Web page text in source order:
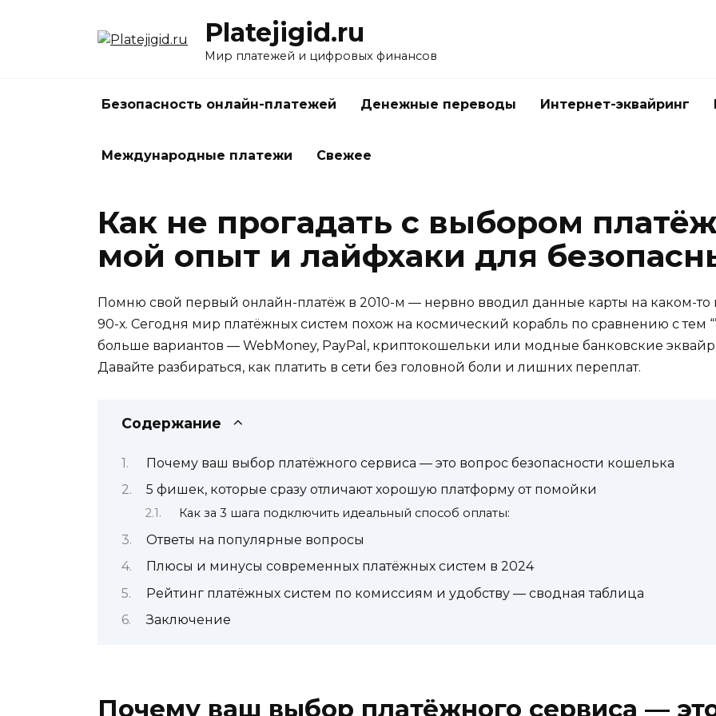
Platejigid.ru
Мир платежей и цифровых финансов
Безопасность онлайн-платежей Денежные переводы Интернет-эквайринг
Международные платежи Свежее
Как не прогадать с выбором
мой опыт и лайфхаки для
Помню свой первый онлайн-платёж в 2010-м — нервно вводил данные карты на каком-то
90-х. Сегодня мир платёжных систем похож на космический корабль по сравнению с тем
больше вариантов — WebMoney, PayPal, криптокошельки или модные банковские
Давайте разбираться, как платить в сети без головной боли и лишних переплат.
Содержание
Почему ваш выбор платёжного сервиса — это вопрос безопасности кошелька
5 фишек, которые сразу отличают хорошую платформу от помойки
Как за 3 шага подключить идеальный способ оплаты:
Ответы на популярные вопросы
Плюсы и минусы современных платёжных систем в 2024
Рейтинг платёжных систем по комиссиям и удобству — сводная таблица
Заключение
Почему ваш выбор платёжного сервиса —